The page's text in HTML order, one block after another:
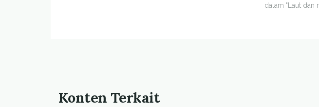
dalam "Laut dan
Konten Terkait